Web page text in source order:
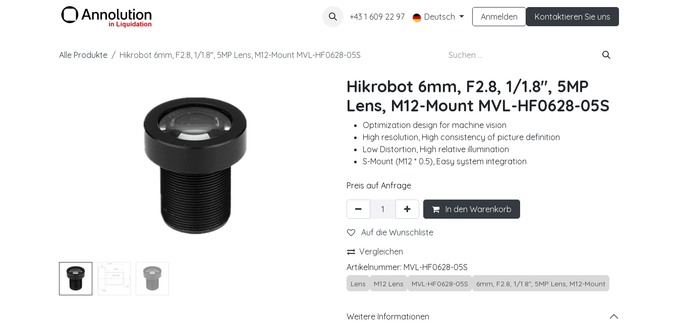
Zum Inhalt springen
+43 1 609 22 97 Deutsch Anmelden Kontaktieren Sie uns
Alle Produkte Hikrobot 6mm, F2.8, 1/1.8", 5MP Lens, M12-Mount MVL-HF0628-05S
Hikrobot 6mm, F2.8, 1/1.8", 5MP
Lens, M12-Mount MVL-HF0628-05S
Optimization design for machine vision
High resolution, High consistency of picture definition
Low Distortion, High relative illumination
S-Mount (M12 * 0.5), Easy system integration
Preis auf Anfrage
In den Warenkorb
Auf die Wunschliste
Vergleichen
Artikelnummer: MVL-HF0628-05S
Lens M12 Lens MVL-HF0628-05S 6mm, F2.8, 1/1.8", 5MP Lens, M12-Mount
Weitere Informationen